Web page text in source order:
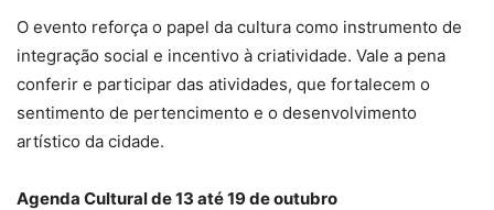
O evento reforça o papel da cultura como instrumento de
integração social e incentivo à criatividade. Vale a pena
conferir e participar das atividades, que fortalecem o
sentimento de pertencimento e o desenvolvimento
artístico da cidade.
Agenda Cultural de 13 até 19 de outubro